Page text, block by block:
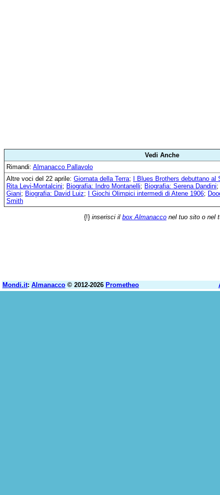
Vedi Anche
Rimandi: Almanacco Pallavolo
Altre voci del 22 aprile: Giornata della Terra;
I Blues Brothers debuttano al
Rita Levi-Montalcini; Biografia: Indro Montanelli; Biografia: Serena Dandini;
Giani; Biografia: David Luiz; I Giochi Olimpici intermedi di Atene 1906;
Smith
{!} inserisci il box Almanacco nel tuo sito o nel
Mondi.it: Almanacco © 2012-2026 Prometheo